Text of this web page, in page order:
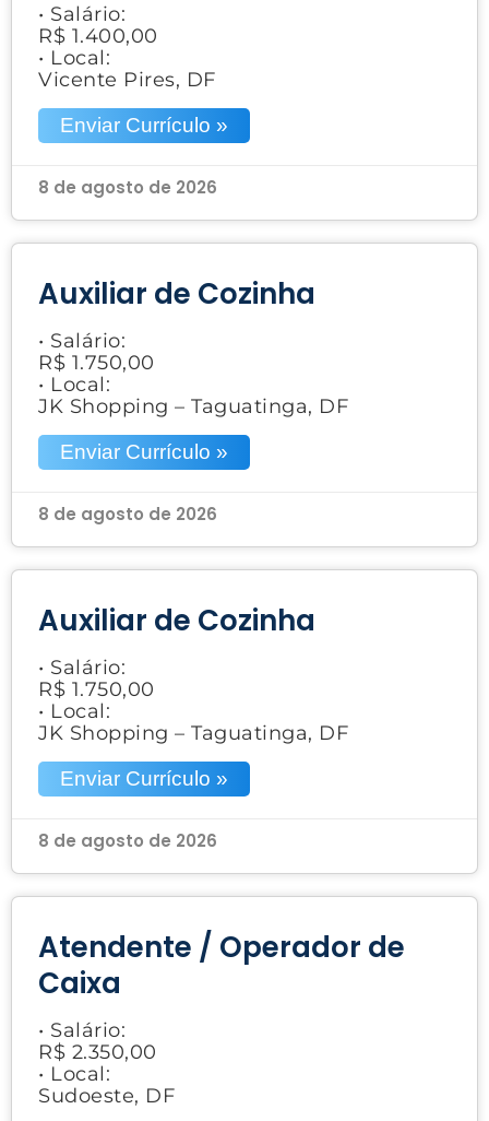
• Salário:
R$ 1.400,00
• Local:
Vicente Pires, DF
Enviar Currículo »
8 de agosto de 2026
Auxiliar de Cozinha
• Salário:
R$ 1.750,00
• Local:
JK Shopping – Taguatinga, DF
Enviar Currículo »
8 de agosto de 2026
Auxiliar de Cozinha
• Salário:
R$ 1.750,00
• Local:
JK Shopping – Taguatinga, DF
Enviar Currículo »
8 de agosto de 2026
Atendente / Operador de
Caixa
• Salário:
R$ 2.350,00
• Local:
Sudoeste, DF